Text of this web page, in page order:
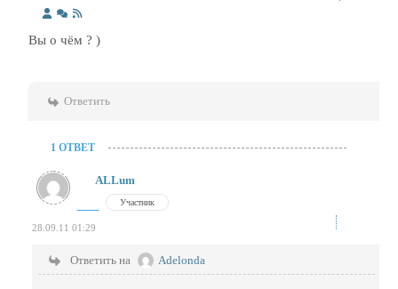
Вы о чём ? )
Ответить
1 ОТВЕТ
ALLum
Участник
28.09.11 01:29
Ответить на Adelonda